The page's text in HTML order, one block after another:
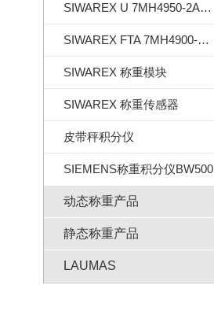
SIWAREX U 7MH4950-2AA01
SIWAREX FTA 7MH4900-2AA01
SIWAREX 称重模块
SIWAREX 称重传感器
皮带秤积分仪
SIEMENS称重积分仪BW500
动态称重产品
静态称重产品
LAUMAS